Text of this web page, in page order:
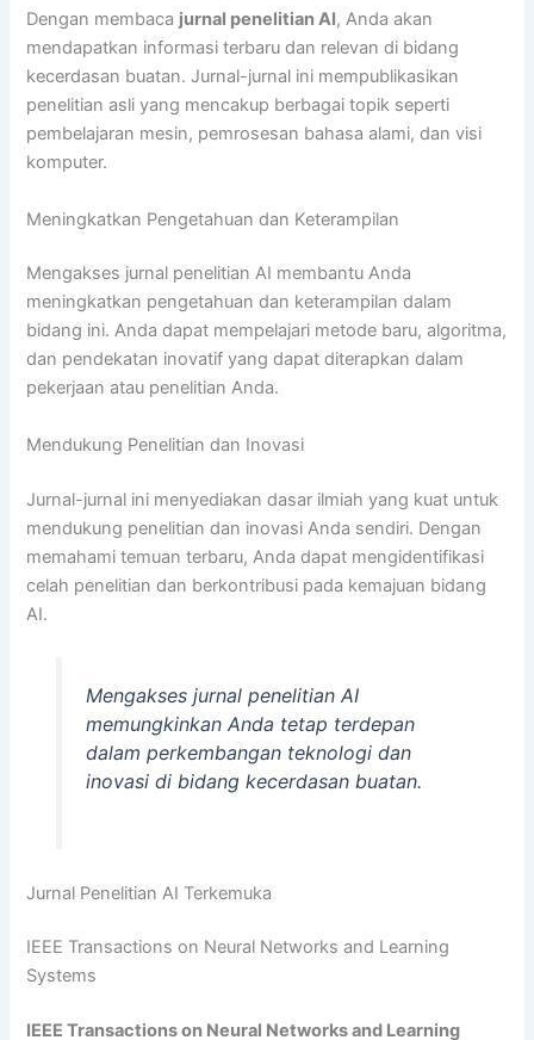
Dengan membaca jurnal penelitian AI, Anda akan
mendapatkan informasi terbaru dan relevan di bidang
kecerdasan buatan. Jurnal-jurnal ini mempublikasikan
penelitian asli yang mencakup berbagai topik seperti
pembelajaran mesin, pemrosesan bahasa alami, dan visi
komputer.
Meningkatkan Pengetahuan dan Keterampilan
Mengakses jurnal penelitian AI membantu Anda
meningkatkan pengetahuan dan keterampilan dalam
bidang ini. Anda dapat mempelajari metode baru, algoritma,
dan pendekatan inovatif yang dapat diterapkan dalam
pekerjaan atau penelitian Anda.
Mendukung Penelitian dan Inovasi
Jurnal-jurnal ini menyediakan dasar ilmiah yang kuat untuk
mendukung penelitian dan inovasi Anda sendiri. Dengan
memahami temuan terbaru, Anda dapat mengidentifikasi
celah penelitian dan berkontribusi pada kemajuan bidang
AI.
Mengakses jurnal penelitian AI
memungkinkan Anda tetap terdepan
dalam perkembangan teknologi dan
inovasi di bidang kecerdasan buatan.
Jurnal Penelitian AI Terkemuka
IEEE Transactions on Neural Networks and Learning
Systems
IEEE Transactions on Neural Networks and Learning